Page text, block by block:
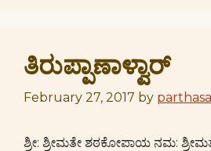
ತಿರುಪ್ಪಾಣಾಳ್ವಾರ್
February 27, 2017 by
ಶ್ರೀ: ಶ್ರೀಮತೇ ಶಠಕೋಪಾಯ ನಮ: